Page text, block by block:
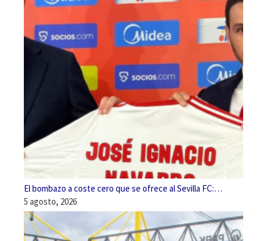
El bombazo a coste cero que se ofrece al Sevilla FC:…
5 agosto, 2026